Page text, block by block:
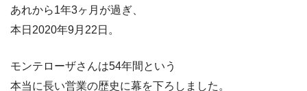
あれから1年3ヶ月が過ぎ、
本日2020年9月22日。
モンテローザさんは54年間という
本当に長い営業の歴史に幕を下ろしました。